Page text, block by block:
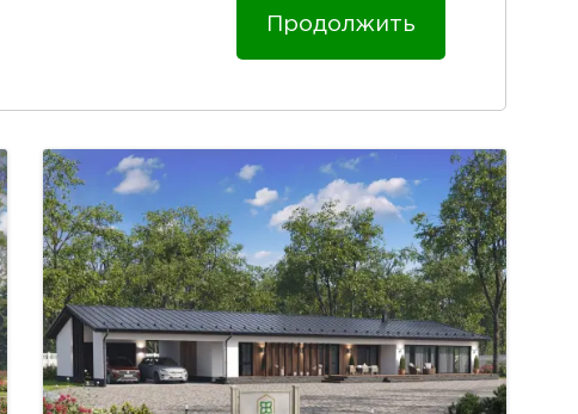
Продолжить